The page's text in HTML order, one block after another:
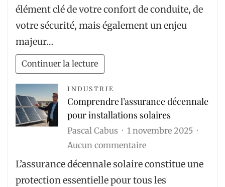
pneus
de
à
la
préservation
de
l’environnement
élément clé de votre confort de conduite, de
votre sécurité, mais également un enjeu
majeur…
Continuer la lecture
INDUSTRIE
Comprendre l’assurance décennale
pour installations solaires
Pascal Cabus
1 novembre 2025
Aucun commentairesur
Comprendre
l’assurance
L’assurance décennale solaire constitue une
protection essentielle pour tous les